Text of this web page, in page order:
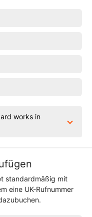
works in
standardmäßig mit
eine UK-Rufnummer